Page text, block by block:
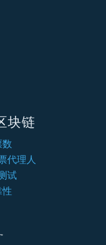
块链
代理人
试